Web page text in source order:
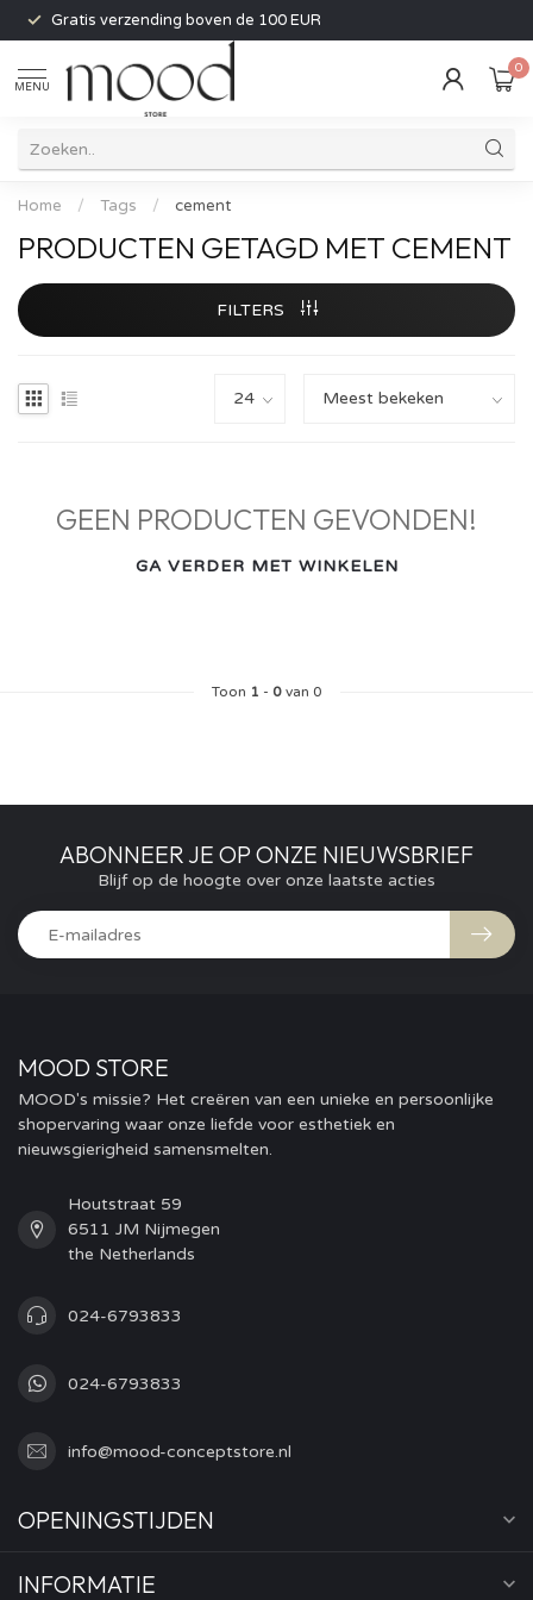
Gratis verzending boven de 100 EUR
MENU
0
Home / Tags / cement
PRODUCTEN GETAGD MET CEMENT
FILTERS
GEEN PRODUCTEN GEVONDEN!
GA VERDER MET WINKELEN
Toon 1 - 0van 0
ABONNEER JE OP ONZE NIEUWSBRIEF
Blijf op de hoogte over onze laatste acties
MOOD STORE
MOOD's missie? Het creëren van een unieke en persoonlijke
shopervaring waar onze liefde voor esthetiek en
nieuwsgierigheid samensmelten.
Houtstraat 59
6511 JM Nijmegen
the Netherlands
024-6793833
024-6793833
info@mood-conceptstore.nl
OPENINGSTIJDEN
INFORMATIE